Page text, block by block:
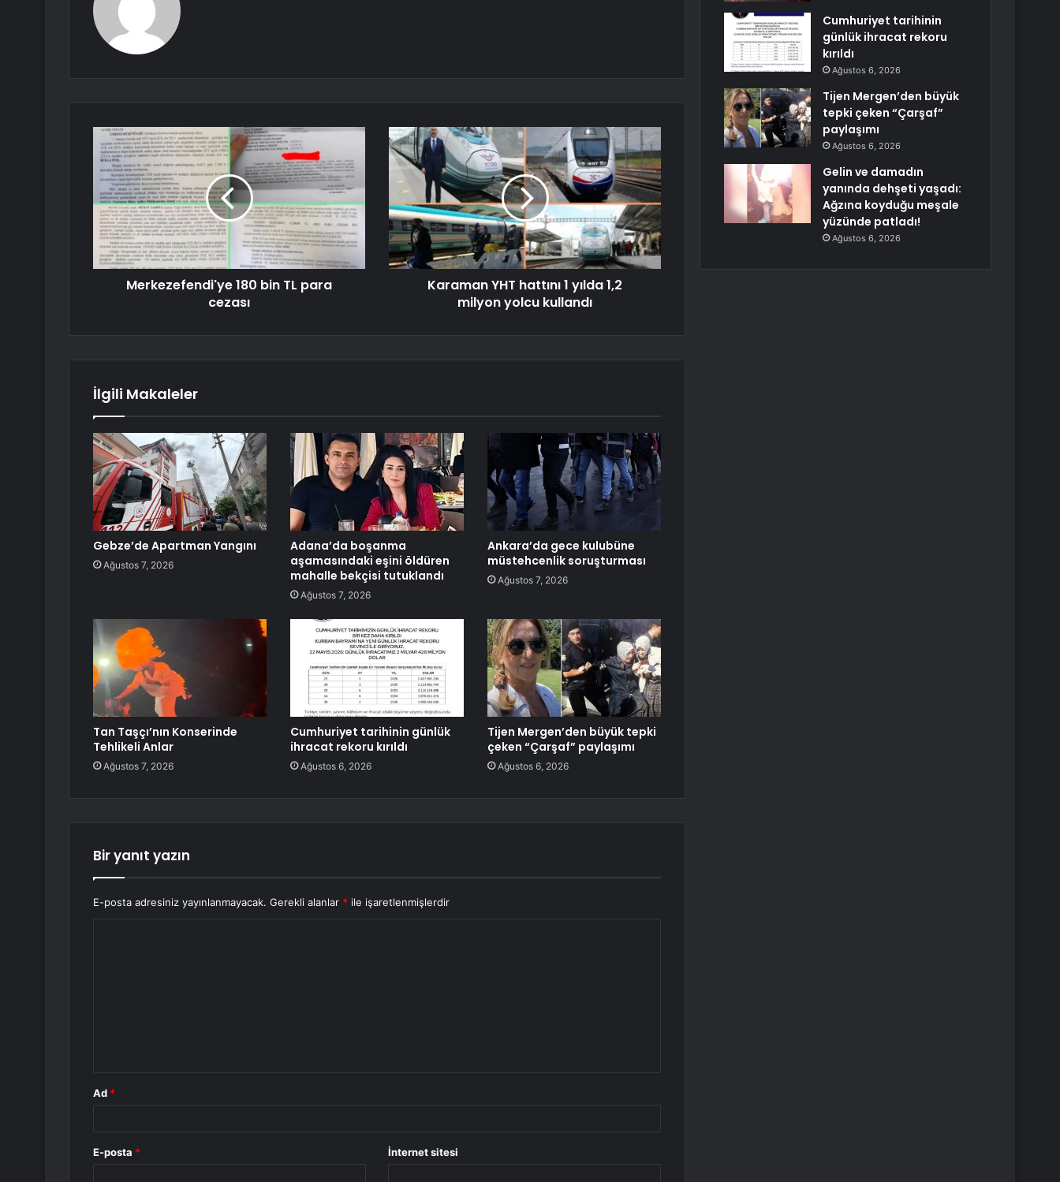
Merkezefendi'ye 180 bin TL para
cezası
Karaman YHT hattını 1 yılda 1,2
milyon yolcu kullandı
İlgili Makaleler
Gebze’de Apartman Yangını
Ağustos 7, 2026
Adana’da boşanma
aşamasındaki eşini öldüren
mahalle bekçisi tutuklandı
Ağustos 7, 2026
Ankara’da gece kulubüne
müstehcenlik soruşturması
Ağustos 7, 2026
Tan Taşçı’nın Konserinde
Tehlikeli Anlar
Ağustos 7, 2026
Cumhuriyet tarihinin günlük
ihracat rekoru kırıldı
Ağustos 6, 2026
Tijen Mergen’den büyük tepki
çeken “Çarşaf” paylaşımı
Ağustos 6, 2026
Bir yanıt yazın
E-posta adresiniz yayınlanmayacak. Gerekli alanlar * ile işaretlenmişlerdir
Ad *
E-posta * İnternet sitesi
Cumhuriyet tarihinin
günlük ihracat rekoru
kırıldı
Ağustos 6, 2026
Tijen Mergen’den büyük
tepki çeken “Çarşaf”
paylaşımı
Ağustos 6, 2026
Gelin ve damadın
yanında dehşeti yaşadı:
Ağzına koyduğu meşale
yüzünde patladı!
Ağustos 6, 2026